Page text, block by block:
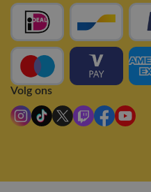
Volg ons